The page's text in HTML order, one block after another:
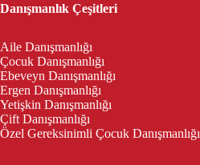
Danışmanlık Çeşitleri
Aile Danışmanlığı
Çocuk Danışmanlığı
Ebeveyn Danışmanlığı
Ergen Danışmanlığı
Yetişkin Danışmanlığı
Çift Danışmanlığı
Özel Gereksinimli Çocuk Danışmanlığı